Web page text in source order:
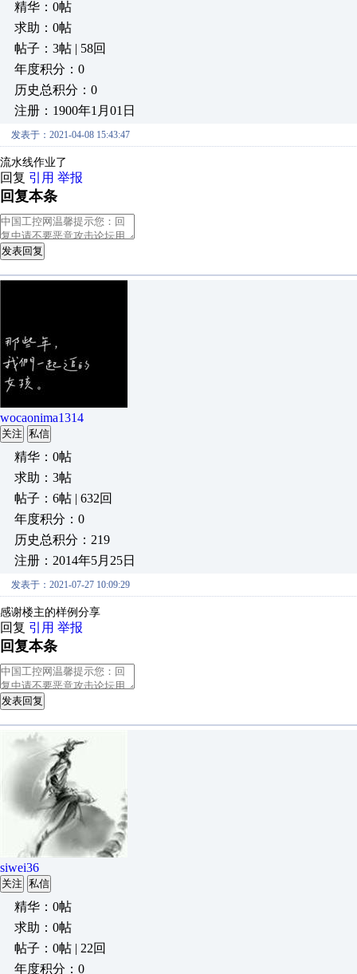
精华：0帖
求助：0帖
帖子：3帖 | 58回
年度积分：0
历史总积分：0
注册：1900年1月01日
发表于：2021-04-08 15:43:47
流水线作业了
回复 引用 举报
回复本条
发表回复
wocaonima1314
关注 私信
精华：0帖
求助：3帖
帖子：6帖 | 632回
年度积分：0
历史总积分：219
注册：2014年5月25日
发表于：2021-07-27 10:09:29
感谢楼主的样例分享
回复 引用 举报
回复本条
发表回复
siwei36
关注 私信
精华：0帖
求助：0帖
帖子：0帖 | 22回
年度积分：0